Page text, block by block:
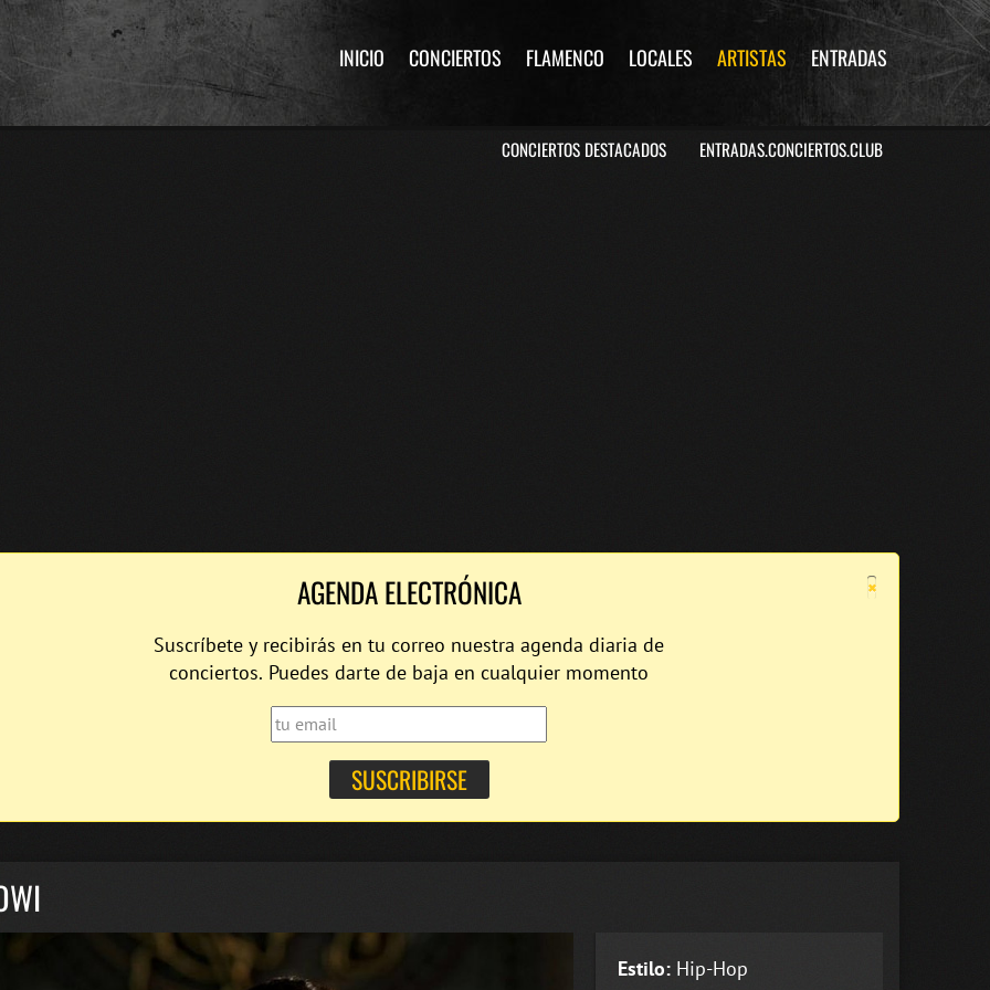
INICIO CONCIERTOS FLAMENCO LOCALES ARTISTAS ENTRADAS
CONCIERTOS DESTACADOS ENTRADAS.CONCIERTOS.CLUB
×
AGENDA ELECTRÓNICA
Suscríbete y recibirás en tu correo nuestra agenda diaria de
conciertos. Puedes darte de baja en cualquier momento
Estilo: Hip-Hop